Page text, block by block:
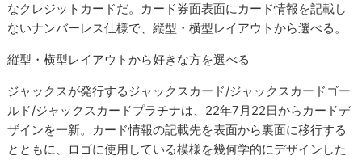
なクレジットカードだ。カード券面表面にカード情報を記載し
ないナンバーレス仕様で、縦型・横型レイアウトから選べる。
縦型・横型レイアウトから好きな方を選べる
ジャックスが発行するジャックスカード/ジャックスカードゴー
ルド/ジャックスカードプラチナは、22年7月22日からカードデ
ザインを一新。カード情報の記載先を表面から裏面に移行する
とともに、ロゴに使用している模様を幾何学的にデザインした